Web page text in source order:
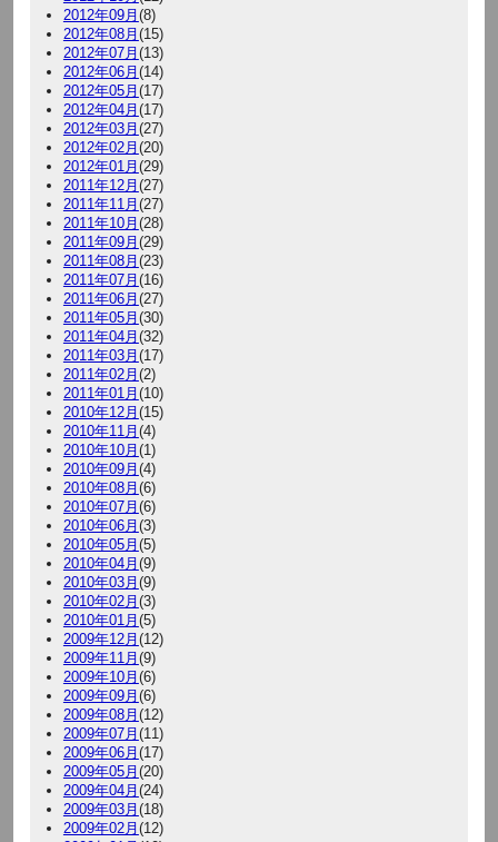
2012年09月 (8)
2012年08月 (15)
2012年07月 (13)
2012年06月 (14)
2012年05月 (17)
2012年04月 (17)
2012年03月 (27)
2012年02月 (20)
2012年01月 (29)
2011年12月 (27)
2011年11月 (27)
2011年10月 (28)
2011年09月 (29)
2011年08月 (23)
2011年07月 (16)
2011年06月 (27)
2011年05月 (30)
2011年04月 (32)
2011年03月 (17)
2011年02月 (2)
2011年01月 (10)
2010年12月 (15)
2010年11月 (4)
2010年10月 (1)
2010年09月 (4)
2010年08月 (6)
2010年07月 (6)
2010年06月 (3)
2010年05月 (5)
2010年04月 (9)
2010年03月 (9)
2010年02月 (3)
2010年01月 (5)
2009年12月 (12)
2009年11月 (9)
2009年10月 (6)
2009年09月 (6)
2009年08月 (12)
2009年07月 (11)
2009年06月 (17)
2009年05月 (20)
2009年04月 (24)
2009年03月 (18)
2009年02月 (12)